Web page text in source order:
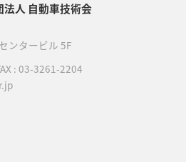
法人 自動車技術会
ンタービル 5F
: 03-3261-2204